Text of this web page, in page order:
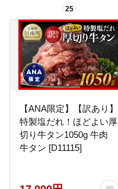
25
【ANA限定】【訳あり】
特製塩だれ！ほどよい厚
切り牛タン1050g 牛肉
牛タン [D11115]